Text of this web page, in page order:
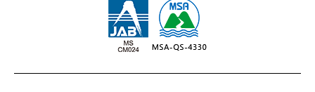
2024年8月
2024年7月
2024年6月